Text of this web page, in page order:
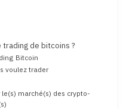
de bitcoins ?
Bitcoin
voulez trader
marché(s) des crypto-